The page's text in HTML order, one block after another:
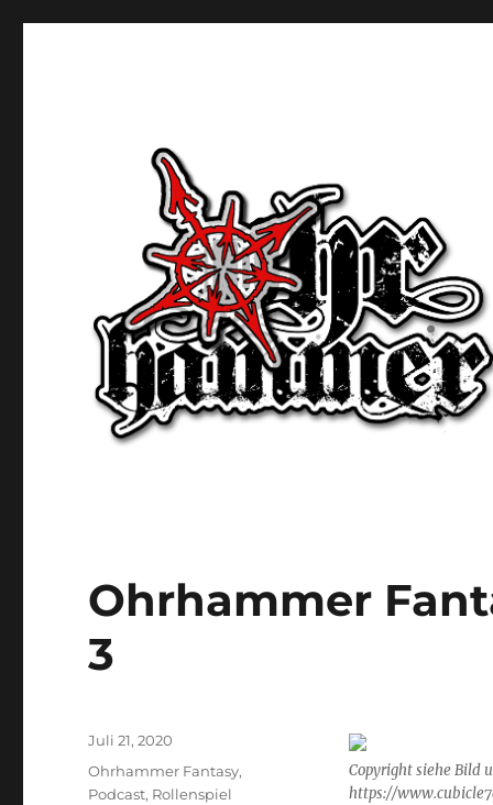
Ohrhammer
3
Copyright siehe Bild
https://
Veröffentlicht
am
Juli 21, 2020
Kategorien
Ohrhammer Fantasy,
Podcast, Rollenspiel